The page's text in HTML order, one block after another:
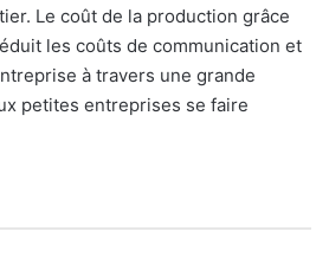
Le coût de la production grâce
les coûts de communication et
à travers une grande
petites entreprises se faire